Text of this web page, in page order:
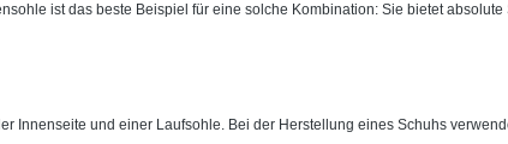
ist das beste Beispiel für eine solche Kombination: Sie bietet
Innenseite und einer Laufsohle. Bei der Herstellung eines Schuhs